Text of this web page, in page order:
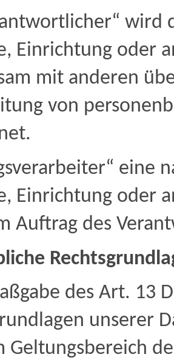
wird
Einrichtung oder
mit anderen
von
eine
Einrichtung oder
Auftrag des
des Art. 13
unserer
Geltungsbereich